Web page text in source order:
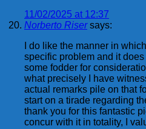
11/02/2025 at 12:37
Norberto Riser says:
I do like the manner in
specific problem and it
some fodder for
what precisely I have
actual remarks pile on that
start on a tirade regarding
thank you for this fantastic
concur with it in totality, I